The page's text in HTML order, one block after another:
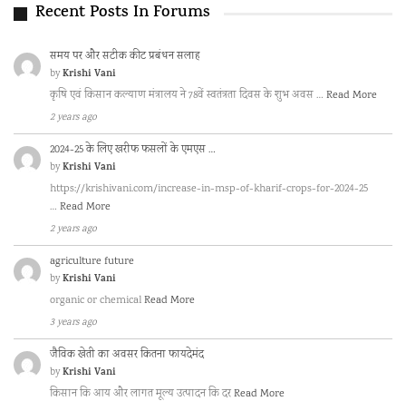
Recent Posts In Forums
समय पर और सटीक कीट प्रबंधन सलाह
byKrishi Vani
कृषि एवं किसान कल्याण मंत्रालय ने 78वें स्वतंत्रता दिवस के शुभ अवस … Read More
2 years ago
2024-25 के लिए खरीफ फसलों के एमएस …
byKrishi Vani
https://krishivani.com/increase-in-msp-of-kharif-crops-for-2024-25
… Read More
2 years ago
agriculture future
byKrishi Vani
organic or chemicalRead More
3 years ago
जैविक खेती का अवसर कितना फायदेमंद
byKrishi Vani
किसान कि आय और लागत मूल्य उत्पादन कि दरRead More